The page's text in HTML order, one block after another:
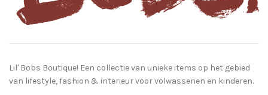
Lil' Bobs Boutique! Een collectie van unieke items op het gebied
van lifestyle, fashion & interieur voor volwassenen en kinderen.